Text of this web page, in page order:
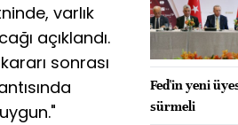
varlık
açıklandı.
sonrası
Fed'in yeni
sürmeli